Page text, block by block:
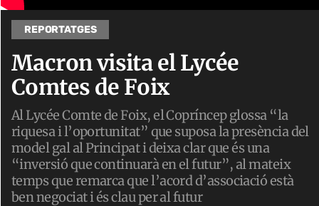
REPORTATGES
Macron visita el Lycée
Comtes de Foix
Al Lycée Comte de Foix, el Copríncep glossa “la
riquesa i l’oportunitat” que suposa la presència del
model gal al Principat i deixa clar que és una
“inversió que continuarà en el futur”, al mateix
temps que remarca que l’acord d’associació està
ben negociat i és clau per al futur